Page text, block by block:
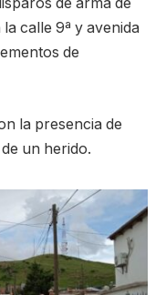
calle 9ª y avenida
de
la presencia de
un herido.